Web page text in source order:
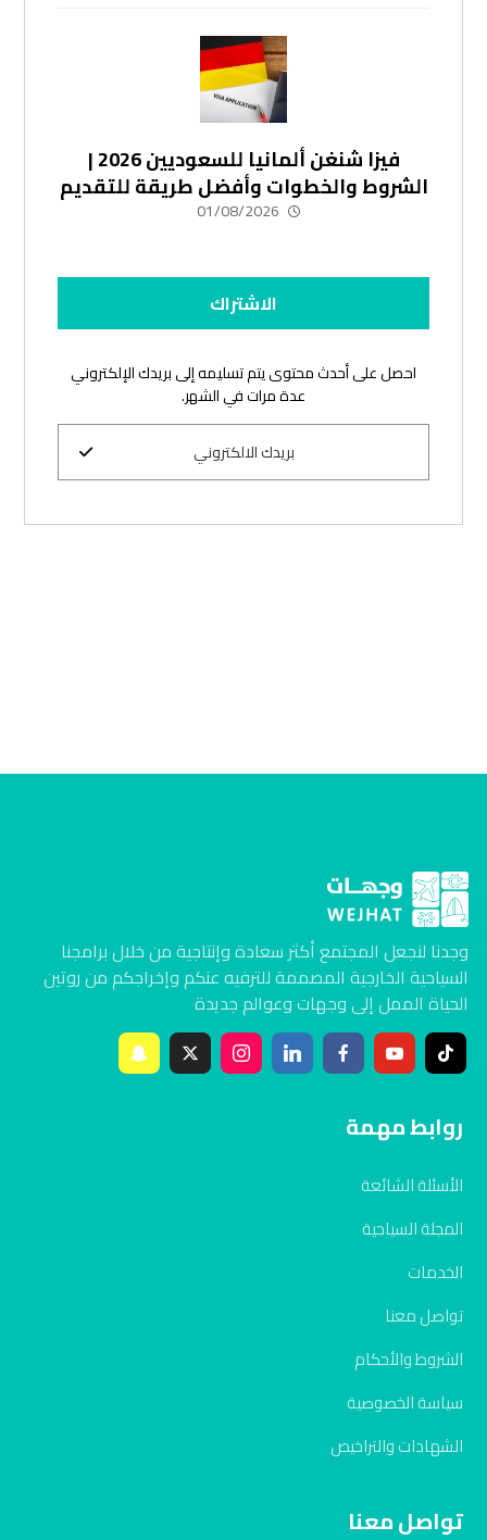
فيزا شنغن ألمانيا للسعوديين 2026 |
الشروط والخطوات وأفضل طريقة للتقديم
01/08/2026
الاشتراك
احصل على أحدث محتوى يتم تسليمه إلى بريدك الإلكتروني
عدة مرات في الشهر.
وجدنا لنجعل المجتمع أكثر سعادة وإنتاجية من خلال برامجنا
السياحية الخارجية المصممة للترفيه عنكم وإخراجكم من روتين
الحياة الممل إلى وجهات وعوالم جديدة
روابط مهمة
الأسئلة الشائعة
المجلة السياحية
الخدمات
تواصل معنا
الشروط والأحكام
سياسة الخصوصية
الشهادات والتراخيص
تواصل معنا